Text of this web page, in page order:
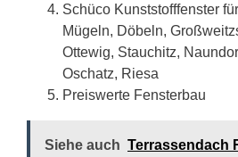
Schüco Kunststofffenster
Mügeln, Döbeln,
Ottewig, Stauchitz,
Oschatz, Riesa
Preiswerte Fensterbau
Siehe auch Terrassendach